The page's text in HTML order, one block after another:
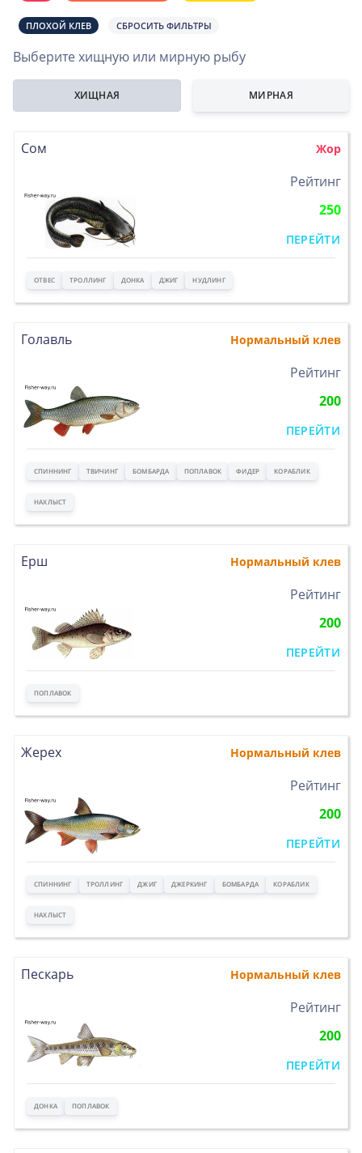
ПЛОХОЙ КЛЕВ СБРОСИТЬ ФИЛЬТРЫ
Выберите хищную или мирную рыбу
ХИЩНАЯ МИРНАЯ
Сом Жор
Рейтинг
250
ПЕРЕЙТИ
ОТВЕС ТРОЛЛИНГ ДОНКА ДЖИГ НУДЛИНГ
Голавль Нормальный клев
Рейтинг
200
ПЕРЕЙТИ
СПИННИНГ ТВИЧИНГ БОМБАРДА ПОПЛАВОК ФИДЕР КОРАБЛИК
НАХЛЫСТ
Ерш Нормальный клев
Рейтинг
200
ПЕРЕЙТИ
ПОПЛАВОК
Жерех Нормальный клев
Рейтинг
200
ПЕРЕЙТИ
СПИННИНГ ТРОЛЛИНГ ДЖИГ ДЖЕРКИНГ БОМБАРДА КОРАБЛИК
НАХЛЫСТ
Пескарь Нормальный клев
Рейтинг
200
ПЕРЕЙТИ
ДОНКА ПОПЛАВОК